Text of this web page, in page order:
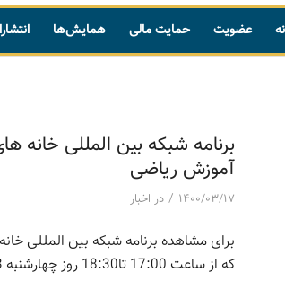
عضویت حمایت مالی همایش‌ها
برنامه شبکه بین المللی خانه
آموزش ریاضی
۱۴۰۰/۰۳/۱۷ / در اخبار
برای مشاهده برنامه شبکه بین المللی
که از ساعت 17:00 تا18:30 روز چهارشنبه 23 تیرماه 1400 برگزار می‌شود،